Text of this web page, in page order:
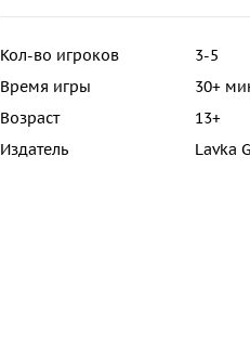
Кол-во игроков
3-5
Время игры
30+
Возраст
13+
Издатель
Lavka